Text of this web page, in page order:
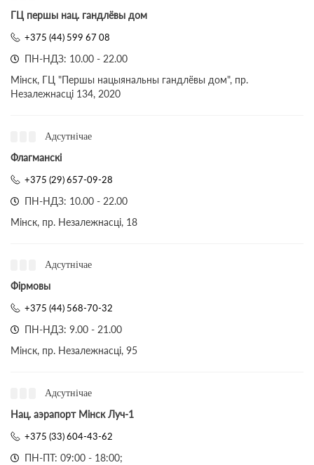
ГЦ першы нац. гандлёвы дом
+375 (44) 599 67 08
ПН-НДЗ: 10.00 - 22.00
Мінск, ГЦ "Першы нацыянальны гандлёвы дом", пр.
Незалежнасці 134, 2020
Адсутнічае
Флагманскі
+375 (29) 657-09-28
ПН-НДЗ: 10.00 - 22.00
Мінск, пр. Незалежнасці, 18
Адсутнічае
Фірмовы
+375 (44) 568-70-32
ПН-НДЗ: 9.00 - 21.00
Мінск, пр. Незалежнасці, 95
Адсутнічае
Нац. аэрапорт Мінск Луч-1
+375 (33) 604-43-62
ПН-ПТ: 09:00 - 18:00;